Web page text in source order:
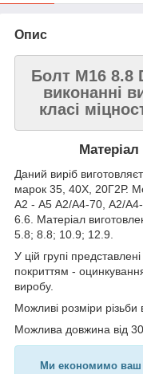
Опис
Болт M16 8.8
виконанні
класі
Даний виріб
марок 35, 40Х, 20Г2Р.
А2 - А5 А2/А4-70, А2/А4-
6.6. Матеріал
5.8; 8.8; 10.9; 12.9.
У цій групі представлені
покриттям -
виробу.
Можливі розміри
Можлива довжина від
Ми економимо ваш